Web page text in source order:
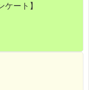
ケート】